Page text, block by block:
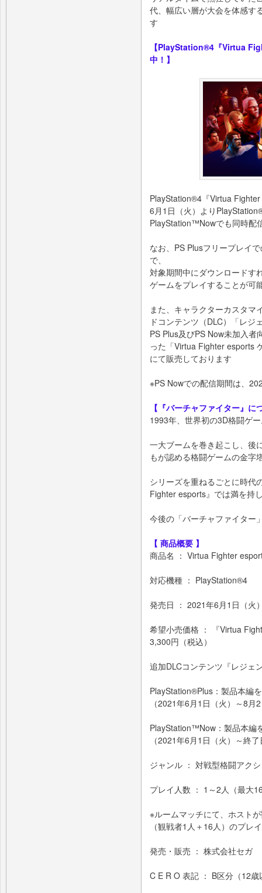
代、幅広い層が大会を体感す
す
【PlayStation®4『Virtua
中！】
PlayStation®4『Virtua
6月1日（火）より
PlayStation™Nowでも同時配
なお、PS Plusフリープレイ
で、
対象期間中にダウンロードす
ゲームをプレイすることが可
また、キャラクターカスタマ
ドコンテンツ（DLC）「レ
PS Plus及びPS Now未加入者
った「Virtua Fighter esports
にて販売しております
※PS Nowでの配信期間は、
【『バーチャファイター』に
1993年、世界初の3D格闘ゲ
一大ブームを巻き起こし、後
もが認める格闘ゲームの金字
シリーズを重ねるごとに時代
Fighter esports』では満を持
今後の「バーチャファイター
【 商品概要 】
商品名 ： Virtua Fighter
対応機種 ： PlayStation®4
発売日 ： 2021年6月1日（火
希望小売価格 ： 『Virtua
3,300円（税込）
追加DLCコンテンツ『レジェ
PlayStation®Plus：製品本編
（2021年6月1日（火）～8月
PlayStation™Now：製品本編
（2021年6月1日（火）～終
ジャンル ： 対戦型格闘アク
プレイ人数 ： 1～2人（最大
※ルームマッチにて、ホスト
（観戦者1人＋16人）のプレ
発売・販売 ： 株式会社セガ
C E R O 表記 ： B区分（12歳